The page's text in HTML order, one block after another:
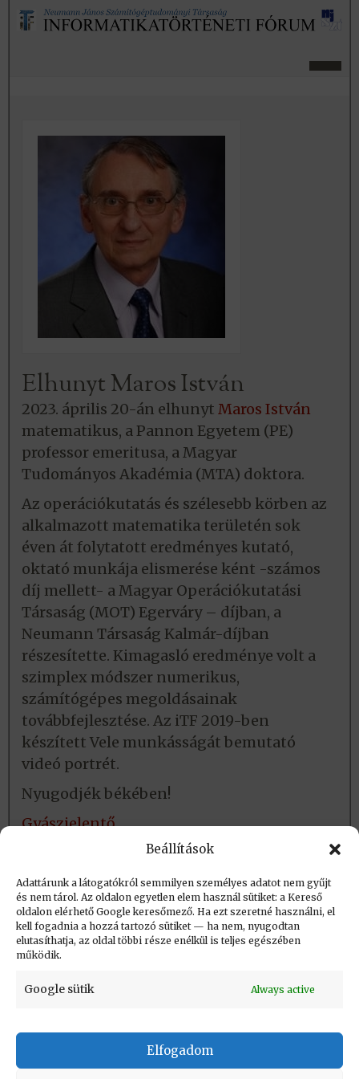
Beállítások
Adattárunk a látogatókról semmilyen személyes adatot nem gyűjt
és nem tárol. Az oldalon egyetlen elem használ sütiket: a Kereső
oldalon elérhető Google keresőmező. Ha ezt szeretné használni, el
kell fogadnia a hozzá tartozó sütiket — ha nem, nyugodtan
elutasíthatja, az oldal többi része enélkül is teljes egészében
működik.
Google sütik Always active
Elfogadom
Elhunyt Maros István
2023. április 20-án elhunyt Maros István
matematikus, a Pannon Egyetem (PE)
professor emeritusa, a Magyar
Tudományos Akadémia (MTA) doktora.
Az operációkutatás és szélesebb körben az
alkalmazott matematika területén sok
éven át folytatott eredményes kutató,
oktató munkája elismerése ként -számos
díj mellett- a Magyar Operációkutatási
Társaság (MOT) Egerváry – díjban, a
Neumann Társaság Kalmár-díjban
részesítette. Kimagasló eredménye volt a
szimplex módszer numerikus,
számítógépes megoldásainak
továbbfejlesztése. Az iTF 2019-ben
készített Vele munkásságát bemutató
videó portrét.
Nyugodjék békében!
Gyászjelentő
Létrehozva: 2023.04.26. 09:45
Utolsó módosítás: 2023.05.15. 14:51
Impresszum